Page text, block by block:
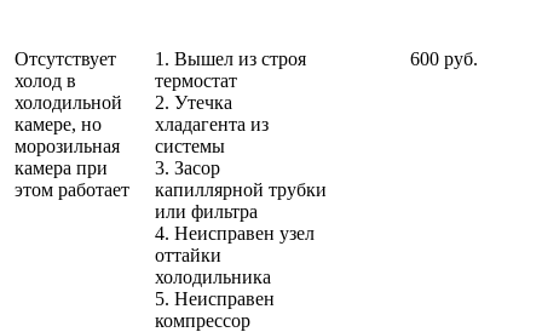
Отсутствует
холод в
холодильной
камере, но
морозильная
камера при
этом работает
1. Вышел из строя
термостат
2. Утечка
хладагента из
системы
3. Засор
капиллярной трубки
или фильтра
4. Неисправен узел
оттайки
холодильника
5. Неисправен
компрессор
600 руб.